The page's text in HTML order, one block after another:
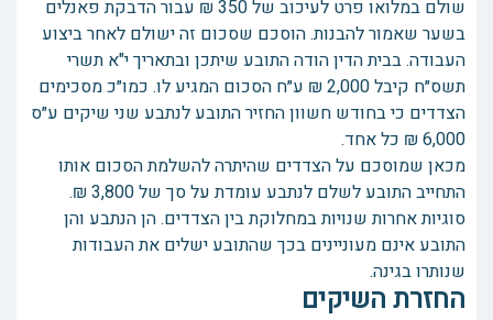
שולם במלואו פרט לעיכוב של 350 ₪ עבור הדבקת פאנלים
בשער שאמור להבנות. הוסכם שסכום זה ישולם לאחר ביצוע
העבודה. בבית הדין הודה התובע שיתכן ובתאריך י"א תשרי
תשס״ח קיבל 2,000 ₪ ע״ח הסכום המגיע לו. כמו״כ מסכימים
הצדדים כי בחודש חשוון החזיר התובע לנתבע שני שיקים ע״ס
6,000 ₪ כל אחד.
מכאן שמוסכם על הצדדים שהיתרה להשלמת הסכום אותו
התחייב התובע לשלם לנתבע עומדת על סך של 3,800 ₪.
סוגיות אחרות שנויות במחלוקת בין הצדדים. הן הנתבע והן
התובע אינם מעוניינים בכך שהתובע ישלים את העבודות
שנותרו בגינה.
החזרת השיקים